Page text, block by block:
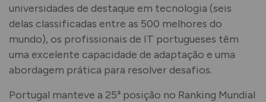
universidades de destaque em tecnologia (seis
delas classificadas entre as 500 melhores do
mundo), os profissionais de IT portugueses têm
uma excelente capacidade de adaptação e uma
abordagem prática para resolver desafios.
Portugal manteve a 25ª posição no Ranking Mundial